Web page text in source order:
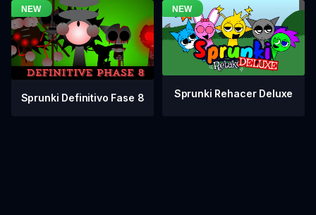
Sprunki Definitivo Fase 8 Sprunki Rehacer Deluxe